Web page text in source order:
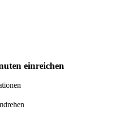
einreichen